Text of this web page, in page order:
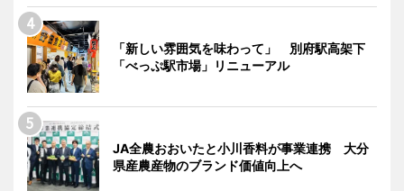
「新しい雰囲気を味わって」 別府駅高架下
「べっぷ駅市場」リニューアル
JA全農おおいたと小川香料が事業連携 大分
県産農産物のブランド価値向上へ